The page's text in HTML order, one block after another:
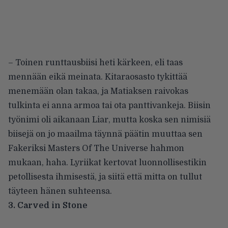
– Toinen runttausbiisi heti kärkeen, eli taas
mennään eikä meinata. Kitaraosasto tykittää
menemään olan takaa, ja Matiaksen raivokas
tulkinta ei anna armoa tai ota panttivankeja. Biisin
työnimi oli aikanaan Liar, mutta koska sen nimisiä
biisejä on jo maailma täynnä päätin muuttaa sen
Fakeriksi Masters Of The Universe hahmon
mukaan, haha. Lyriikat kertovat luonnollisestikin
petollisesta ihmisestä, ja siitä että mitta on tullut
täyteen hänen suhteensa.
3. Carved in Stone